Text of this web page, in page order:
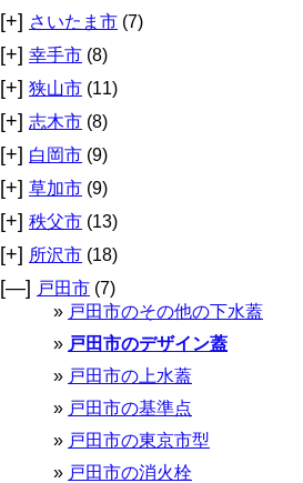
[+] さいたま市 (7)
[+] 幸手市 (8)
[+] 狭山市 (11)
[+] 志木市 (8)
[+] 白岡市 (9)
[+] 草加市 (9)
[+] 秩父市 (13)
[+] 所沢市 (18)
[—] 戸田市 (7)
戸田市のその他の下水蓋
戸田市のデザイン蓋
戸田市の上水蓋
戸田市の基準点
戸田市の東京市型
戸田市の消火栓